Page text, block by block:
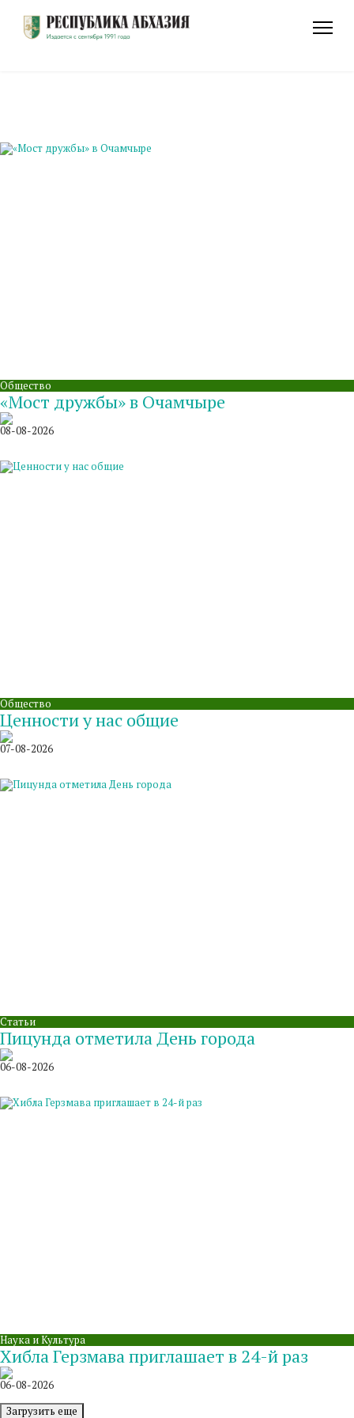
Общество
«Мост дружбы» в Очамчыре
08-08-2026
Общество
Ценности у нас общие
07-08-2026
Статьи
Пицунда отметила День города
06-08-2026
Наука и Культура
Хибла Герзмава приглашает в 24-й раз
06-08-2026
Загрузить еще